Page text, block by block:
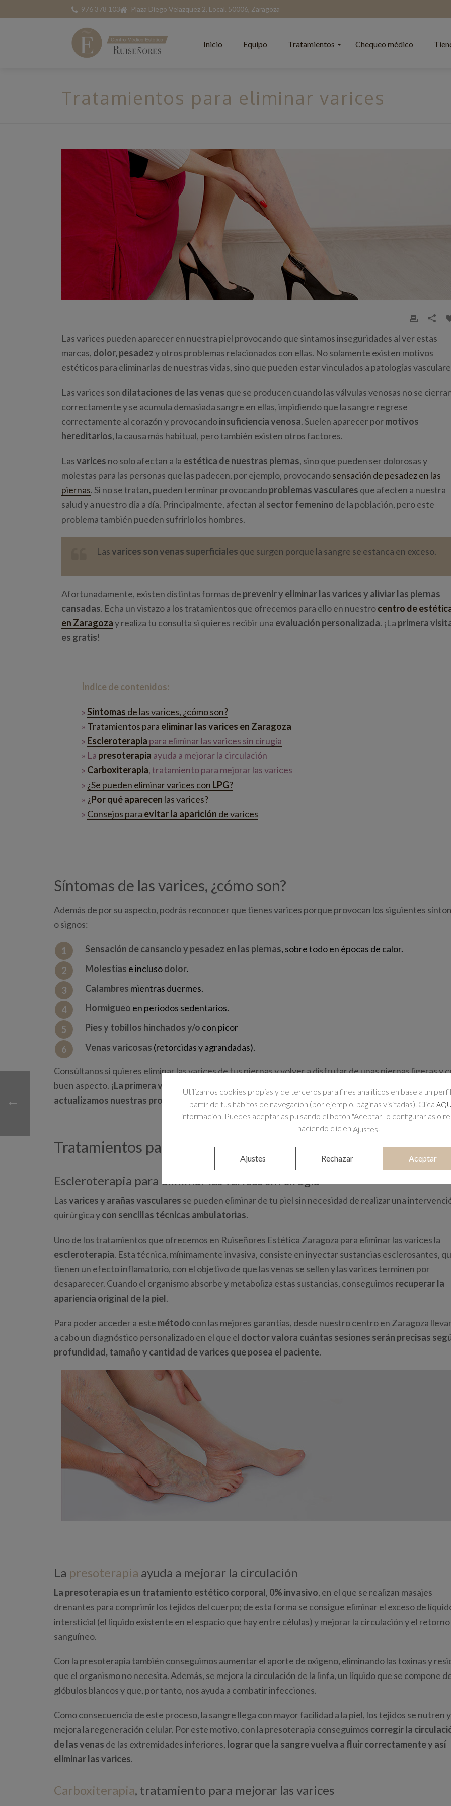
976 378 103 Plaza Diego Velazquez 2, Local. 50006, Zaragoza
Inicio Equipo Tratamientos Chequeo médico
Tratamientos para eliminar varices
Las varices pueden aparecer en nuestra piel provocando que sintamos inseguridades al ver estas
marcas, dolor, pesadezy otros problemas relacionados con ellas. No solamente existen motivos
estéticos para eliminarlas de nuestras vidas, sino que pueden estar vinculados a patologías
Las varices son dilataciones de las venas que se producen cuando las válvulas venosas no se
correctamente y se acumula demasiada sangre en ellas, impidiendo que la sangre regrese
correctamente al corazón y provocandoinsuficiencia venosa. Suelen aparecer pormotivos
hereditarios, la causa más habitual, pero también existen otros factores.
Lasvarices no solo afectan a la estética de nuestras piernas, sino que pueden ser dolorosas y
molestas para las personas que las padecen, por ejemplo, provocandosensación de pesadez en las
piernas. Si no se tratan, pueden terminar provocandoproblemas vasculares que afecten a nuestra
salud y a nuestro día a día. Principalmente, afectan al sector femenino de la población, pero este
problema también pueden sufrirlo los hombres.
Lasvarices son venas superficiales que surgen porque la sangre se estanca en exceso.
Afortunadamente, existen distintas formas de prevenir y eliminar las varices y aliviar las piernas
cansadas. Echa un vistazo a los tratamientos que ofrecemos para ello en nuestrocentro de
en Zaragozay realiza tu consulta si quieres recibir una evaluación personalizada. ¡La primera
es gratis!
Índice de contenidos:
»Síntomas de las varices, ¿cómo son?
» Tratamientos para eliminar las varices en Zaragoza
» Escleroterapia para eliminar las varices sin cirugía
» La presoterapia ayuda a mejorar la circulación
» Carboxiterapia, tratamiento para mejorar las varices
» ¿Se pueden eliminar varices con LPG?
» ¿Por qué aparecen las varices?
» Consejos para evitar la aparición de varices
Síntomas de las varices, ¿cómo son?
Además de por su aspecto, podrás reconocer que tienes varices porque provocan los siguientes
o signos:
Sensación de cansancio y pesadez en las piernas, sobre todo en épocas de calor.
Molestias e inclusodolor.
Calambres mientras duermes.
Hormigueo en periodos sedentarios.
Pies y tobillos hinchados y/o con picor
Venas varicosas (retorcidas y agrandadas).
Consúltanos si quieres eliminar las varices de tus piernas y volver a disfrutar de unas piernas ligeras y
buen aspecto. ¡La primera visita a nuestro centro de estética en Zaragoza es gratis y cada mes
actualizamos nuestras promociones por lo que puedes aprovecharlas!
Tratamientos para eliminar las varices en Zaragoza
Escleroterapia para eliminar las varices sin cirugía
Lasvarices y arañas vasculares se pueden eliminar de tu piel sin necesidad de realizar una
quirúrgica ycon sencillas técnicas ambulatorias.
Uno de los tratamientos que ofrecemos en Ruiseñores Estética Zaragoza para eliminar las varices la
escleroterapia. Esta técnica, mínimamente invasiva, consiste en inyectar sustancias esclerosantes,
tienen un efecto inflamatorio, con el objetivo de que las venas se sellen y las varices terminen por
desaparecer. Cuando el organismo absorbe y metaboliza estas sustancias, conseguimos recuperar la
apariencia original de la piel.
Para poder acceder a este método con las mejores garantías, desde nuestro centro en Zaragoza
a cabo un diagnóstico personalizado en el que el doctor valora cuántas sesiones serán precisas
profundidad, tamaño y cantidad de varices que posea el paciente.
La presoterapia ayuda a mejorar la circulación
La presoterapia es un tratamiento estético corporal, 0% invasivo, en el que se realizan masajes
drenantes para comprimir los tejidos del cuerpo; de esta forma se consigue eliminar el exceso de
intersticial (el líquido existente en el espacio que hay entre células) y mejorar la circulación y el retorno
sanguíneo.
Con la presoterapia también conseguimos aumentar el aporte de oxigeno, eliminando las toxinas y
que el organismo no necesita. Además, se mejora la circulación de la linfa, un líquido que se compone
glóbulos blancos y que, por tanto, nos ayuda a combatir infecciones.
Como consecuencia de este proceso, la sangre llega con mayor facilidad a la piel, los tejidos se nutren y
mejora la regeneración celular. Por este motivo, con la presoterapia conseguimos corregir la
de las venas de las extremidades inferiores, lograr que la sangre vuelva a fluir correctamente y así
eliminar las varices.
Carboxiterapia, tratamiento para mejorar las varices
Utilizamos cookies propias y de terceros para fines analíticos en base a un
partir de tus hábitos de navegación (por ejemplo, páginas visitadas). Clica
información. Puedes aceptarlas pulsando el botón "Aceptar" o configurarlas o
haciendo clic en Ajustes.
Aceptar
Rechazar
Ajustes